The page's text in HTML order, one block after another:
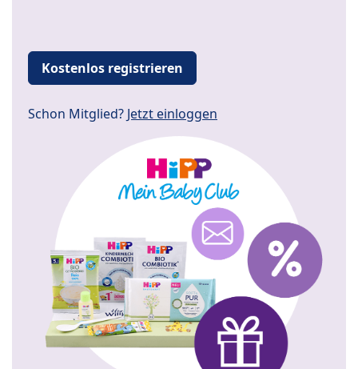
Kostenlos registrieren
Schon Mitglied? Jetzt einloggen